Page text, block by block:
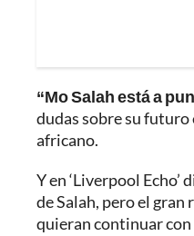
“Mo Salah está a
dudas sobre su
africano.
Y en ‘Liverpool
de Salah, pero el
quieran continuar con